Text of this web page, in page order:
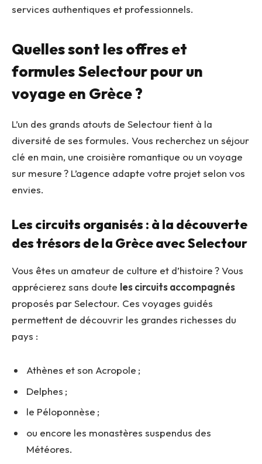
services authentiques et professionnels.
Quelles sont les offres et
formules Selectour pour un
voyage en Grèce ?
L’un des grands atouts de Selectour tient à la
diversité de ses formules. Vous recherchez un séjour
clé en main, une croisière romantique ou un voyage
sur mesure ? L’agence adapte votre projet selon vos
envies.
Les circuits organisés : à la découverte
des trésors de la Grèce avec Selectour
Vous êtes un amateur de culture et d’histoire ? Vous
apprécierez sans doute les circuits accompagnés
proposés par Selectour. Ces voyages guidés
permettent de découvrir les grandes richesses du
pays :
Athènes et son Acropole ;
Delphes ;
le Péloponnèse ;
ou encore les monastères suspendus des
Météores.